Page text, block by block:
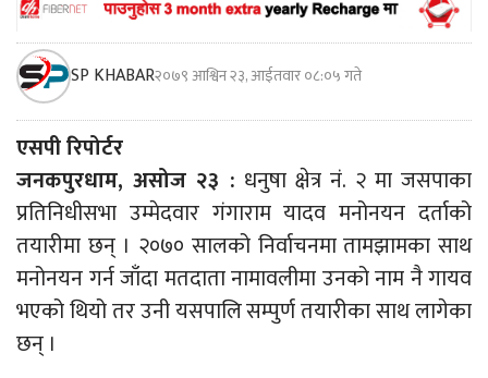
SP KHABAR२०७९ आश्विन २३, आईतवार ०८:०५ गते
एसपी रिपोर्टर
जनकपुरधाम, असोज २३ : धनुषा क्षेत्र नं. २ मा जसपाका
प्रतिनिधीसभा उम्मेदवार गंगाराम यादव मनोनयन दर्ताको
तयारीमा छन् । २०७० सालको निर्वाचनमा तामझामका साथ
मनोनयन गर्न जाँदा मतदाता नामावलीमा उनको नाम नै गायव
भएको थियो तर उनी यसपालि सम्पुर्ण तयारीका साथ लागेका
छन् ।